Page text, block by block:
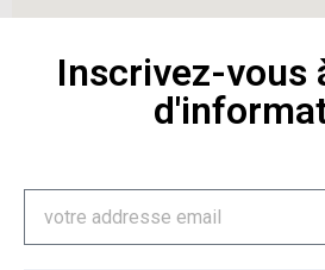
Inscrivez-vous